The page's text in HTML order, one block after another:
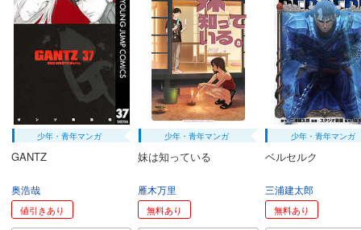
試し読み
あらすじを表示する
会社をやめて馬主やります！ ― アキコノユメヲ ― 39
110円 (税込)
カート
試し読み
あらすじを表示する
会社をやめて馬主やります！ ― アキコノユメヲ ― 40
カート
少年・青年マンガ
GANTZ
奥浩哉
値引きあり
少年・青年マンガ
妹は知っている
雁木万里
無料あり
少年・青年マンガ
ベルセルク
三浦建太郎
無料あり